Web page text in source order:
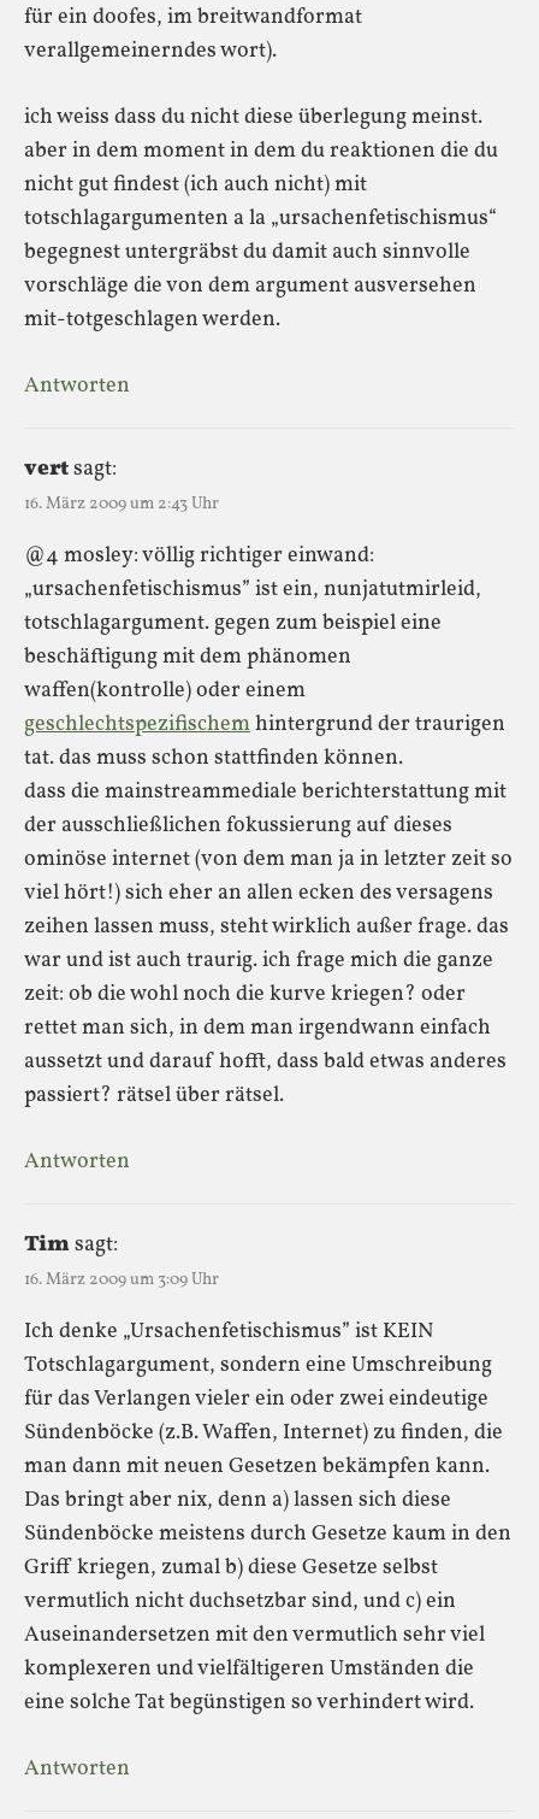
für ein doofes, im breitwandformat
verallgemeinerndes wort).
ich weiss dass du nicht diese überlegung meinst.
aber in dem moment in dem du reaktionen die du
nicht gut findest (ich auch nicht) mit
totschlagargumenten a la „ursachenfetischismus“
begegnest untergräbst du damit auch sinnvolle
vorschläge die von dem argument ausversehen
mit-totgeschlagen werden.
Antworten
vertsagt:
16. März 2009 um 2:43 Uhr
@4 mosley: völlig richtiger einwand:
„ursachenfetischismus” ist ein, nunjatutmirleid,
totschlagargument. gegen zum beispiel eine
beschäftigung mit dem phänomen
waffen(kontrolle) oder einem
geschlechtspezifischemhintergrund der traurigen
tat. das muss schon stattfinden können.
dass die mainstreammediale berichterstattung mit
der ausschließlichen fokussierung auf dieses
ominöse internet (von dem man ja in letzter zeit so
viel hört!) sich eher an allen ecken des versagens
zeihen lassen muss, steht wirklich außer frage. das
war und ist auch traurig. ich frage mich die ganze
zeit: ob die wohl noch die kurve kriegen? oder
rettet man sich, in dem man irgendwann einfach
aussetzt und darauf hofft, dass bald etwas anderes
passiert? rätsel über rätsel.
Antworten
Timsagt:
16. März 2009 um 3:09 Uhr
Ich denke „Ursachenfetischismus” ist KEIN
Totschlagargument, sondern eine Umschreibung
für das Verlangen vieler ein oder zwei eindeutige
Sündenböcke (z.B. Waffen, Internet) zu finden, die
man dann mit neuen Gesetzen bekämpfen kann.
Das bringt aber nix, denn a) lassen sich diese
Sündenböcke meistens durch Gesetze kaum in den
Griff kriegen, zumal b) diese Gesetze selbst
vermutlich nicht duchsetzbar sind, und c) ein
Auseinandersetzen mit den vermutlich sehr viel
komplexeren und vielfältigeren Umständen die
eine solche Tat begünstigen so verhindert wird.
Antworten